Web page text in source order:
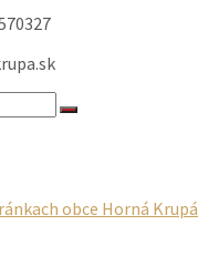
obce Horná Krupá